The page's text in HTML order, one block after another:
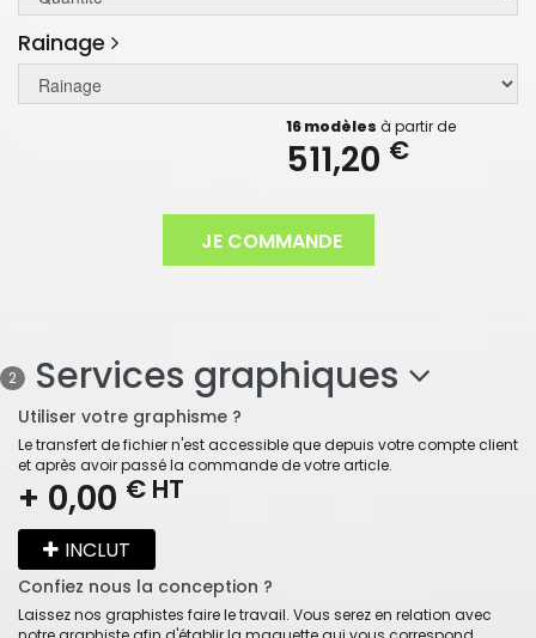
Rainage
16 modèles à partir de
511,20 €
JE COMMANDE
2 Services graphiques
Utiliser votre graphisme ?
Le transfert de fichier n'est accessible que depuis votre compte client
et après avoir passé la commande de votre article.
+ 0,00 € HT
INCLUT
Confiez nous la conception ?
Laissez nos graphistes faire le travail. Vous serez en relation avec